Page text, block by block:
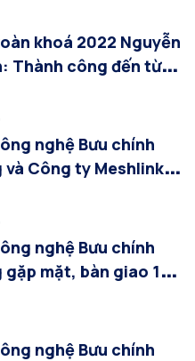
Thực tập SIT – PTIT
khoá 2022 Nguyễn
Thành công đến từ
nghệ Bưu chính
Công ty Meshlink
AI trong đào tạo công
nghệ Bưu chính
mặt, bàn giao 10
bị năm 2026
nghệ Bưu chính